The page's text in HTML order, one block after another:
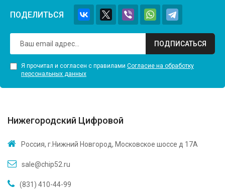
ПОДЕЛИТЬСЯ
ПОДПИСАТЬСЯ
Я прочитал и согласен с правилами Согласие на обработку
персональных данных
Нижегородский Цифровой
Россия, г.Нижний Новгород, Московское шоссе д 17А
sale@chip52.ru
(831) 410-44-99